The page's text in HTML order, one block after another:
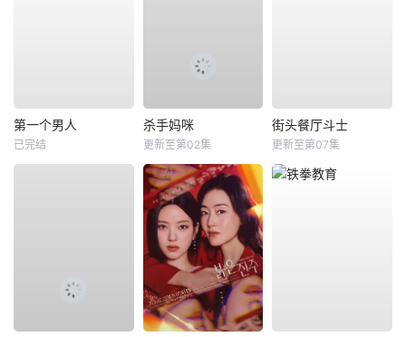
第一个男人
已完结
杀手妈咪
更新至第02集
街头餐厅斗士
更新至第07集